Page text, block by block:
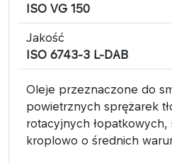
ISO VG 150
Jakość
ISO 6743-3 L-DAB
Oleje przeznaczone do
powietrznych sprężarek
rotacyjnych łopatkowych,
kroplowo o średnich